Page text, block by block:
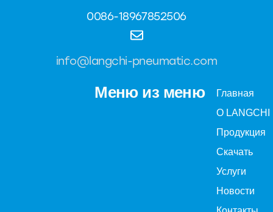
0086-18967852506
info@langchi-pneumatic.com
Меню из меню
Главная
О LANGCHI
Продукция
Скачать
Услуги
Новости